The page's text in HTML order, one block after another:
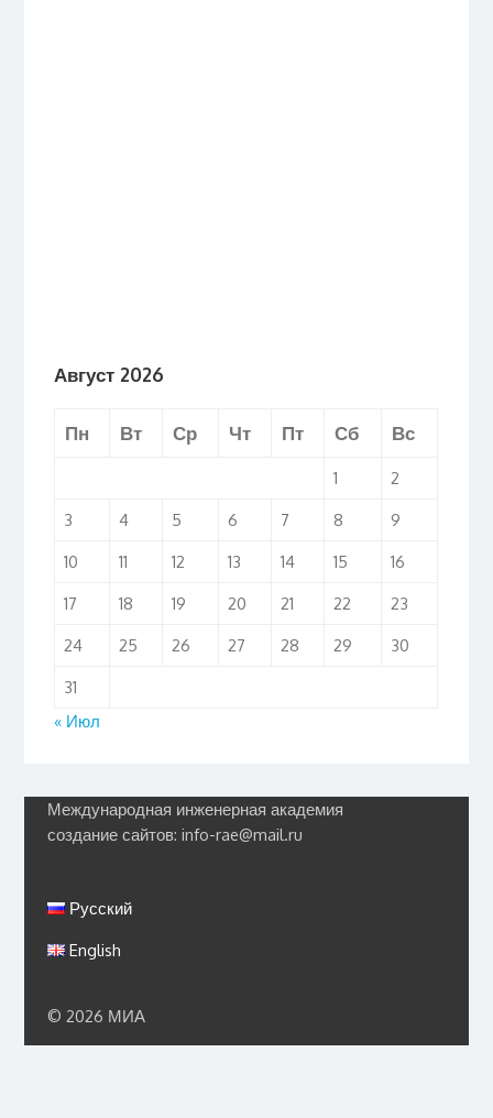
Август 2026
Пн Вт Ср Чт Пт Сб Вс
1
2
3
4 5 6 7 8
9
10
11 12 13 14 15
16
17
18 19 20 21 22
23
24
25 26 27 28 29
30
31
« Июл
Международная инженерная академия
создание сайтов: info-rae@mail.ru
Русский
English
© 2026 МИА